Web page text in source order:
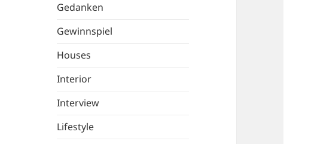
Gedanken
Gewinnspiel
Houses
Interior
Interview
Lifestyle